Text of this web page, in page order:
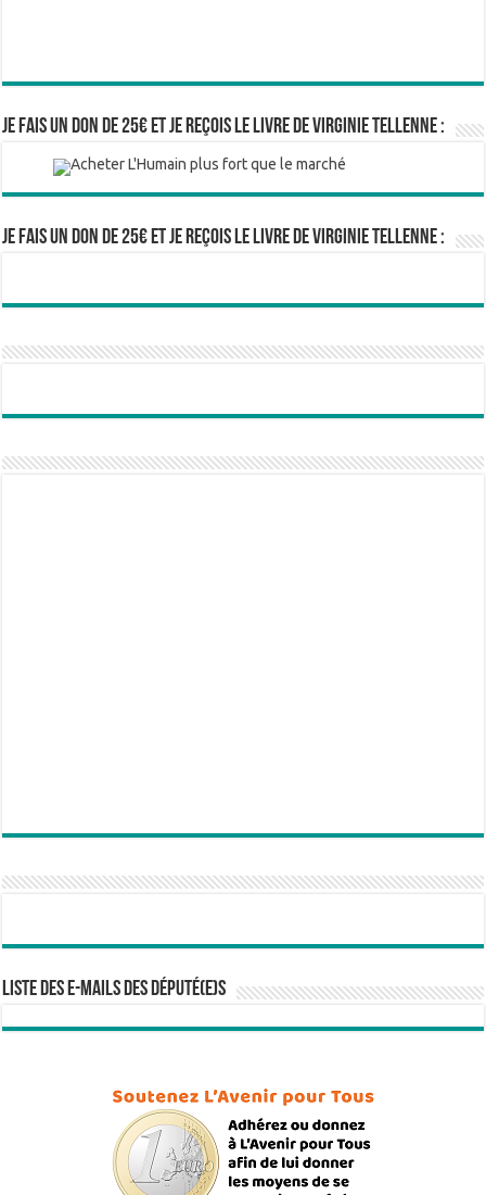
Je fais un don de 25€ et je reçois le livre de Virginie Tellenne :
Je fais un don de 25€ et je reçois le livre de Virginie Tellenne :
Liste des e-mails des député(e)s